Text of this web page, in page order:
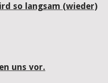
so langsam (wieder)
uns vor.